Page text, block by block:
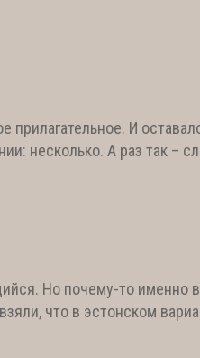
И
несколько. А раз так –
Но почему-то именно
что в эстонском